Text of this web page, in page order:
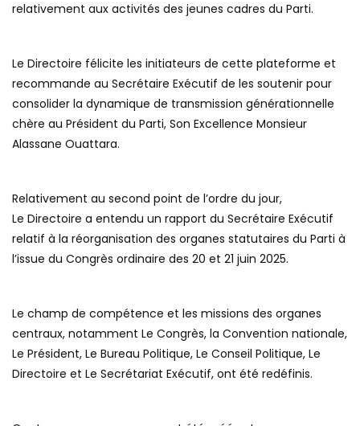
relativement aux activités des jeunes cadres du Parti.
Le Directoire félicite les initiateurs de cette plateforme et
recommande au Secrétaire Exécutif de les soutenir pour
consolider la dynamique de transmission générationnelle
chère au Président du Parti, Son Excellence Monsieur
Alassane Ouattara.
Relativement au second point de l’ordre du jour,
Le Directoire a entendu un rapport du Secrétaire Exécutif
relatif à la réorganisation des organes statutaires du Parti à
l’issue du Congrès ordinaire des 20 et 21 juin 2025.
Le champ de compétence et les missions des organes
centraux, notamment Le Congrès, la Convention nationale,
Le Président, Le Bureau Politique, Le Conseil Politique, Le
Directoire et Le Secrétariat Exécutif, ont été redéfinis.